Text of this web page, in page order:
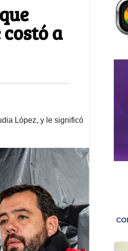
a
López, y le significó